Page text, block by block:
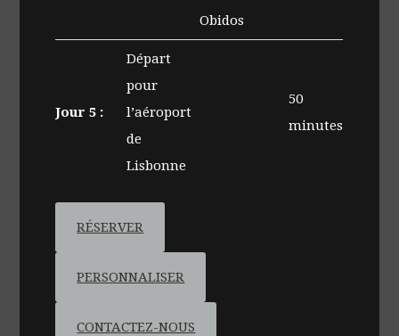
Obidos
Jour 5 :
Départ
pour
l’aéroport
de
Lisbonne
50
minutes
RÉSERVER
PERSONNALISER
CONTACTEZ-NOUS